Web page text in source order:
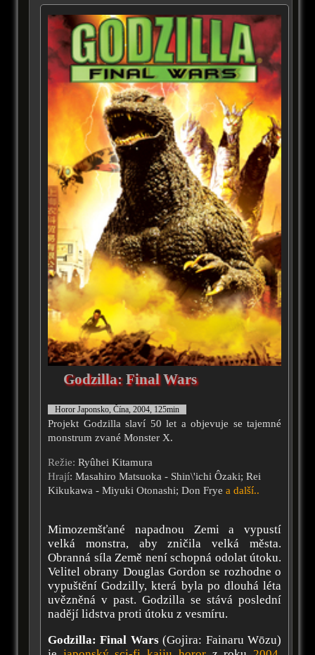
Godzilla: Final Wars
Horor Japonsko, Čína, 2004, 125min
Projekt Godzilla slaví 50 let a objevuje se tajemné
monstrum zvané Monster X.
Režie: Ryûhei Kitamura
Hrají: Masahiro Matsuoka - Shin\'ichi Ôzaki; Rei
Kikukawa - Miyuki Otonashi; Don Frye a další..
Mimozemšťané napadnou Zemi a vypustí
velká monstra, aby zničila velká města.
Obranná síla Země není schopná odolat útoku.
Velitel obrany Douglas Gordon se rozhodne o
vypuštění Godzilly, která byla po dlouhá léta
uvězněná v past. Godzilla se stává poslední
nadějí lidstva proti útoku z vesmíru.
Godzilla: Final Wars(Gojira: Fainaru Wōzu)